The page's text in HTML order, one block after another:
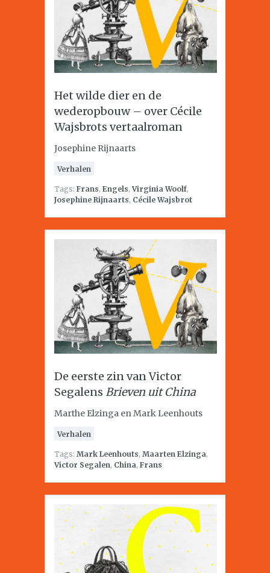
Het wilde dier en de
wederopbouw – over Cécile
Wajsbrots vertaalroman
Josephine Rijnaarts
Verhalen
Tags: Frans, Engels,Virginia Woolf,
Josephine Rijnaarts, Cécile Wajsbrot
De eerste zin van Victor
Segalens Brieven uit China
Marthe Elzinga en Mark Leenhouts
Verhalen
Tags: Mark Leenhouts, Maarten Elzinga,
Victor Segalen, China, Frans